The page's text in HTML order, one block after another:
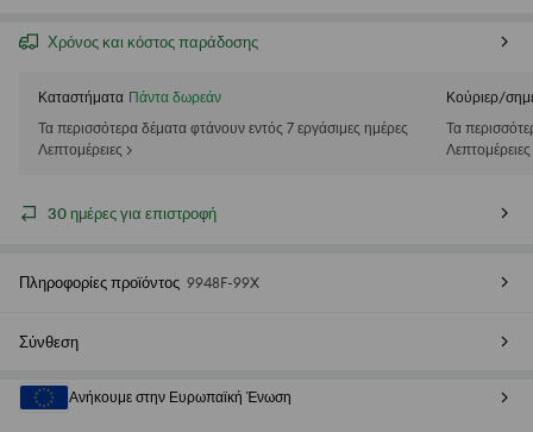
Χρόνος και κόστος παράδοσης
Καταστήματα Πάντα δωρεάν
Τα περισσότερα δέματα φτάνουν εντός 7 εργάσιμες ημέρες
Λεπτομέρειες >
Κούριερ/
Τα
Λεπτομέρειες
30 ημέρες για επιστροφή
Πληροφορίες προϊόντος 9948F-99X
Σύνθεση
Ανήκουμε στην Ευρωπαϊκή Ένωση